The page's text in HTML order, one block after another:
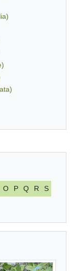
O P Q R
S